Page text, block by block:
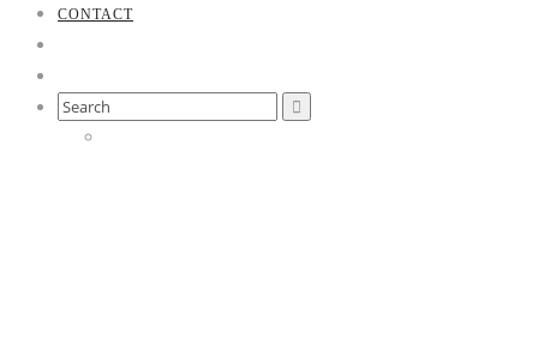
CONTACT
Search
for: